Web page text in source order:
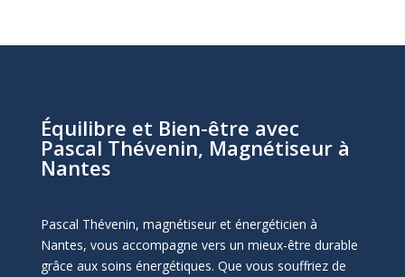
Équilibre et Bien-être avec
Pascal Thévenin, Magnétiseur à
Nantes
Pascal Thévenin, magnétiseur et énergéticien à
Nantes, vous accompagne vers un mieux-être durable
grâce aux soins énergétiques. Que vous souffriez de